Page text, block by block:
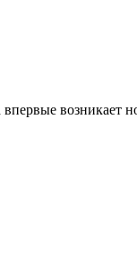
возникает